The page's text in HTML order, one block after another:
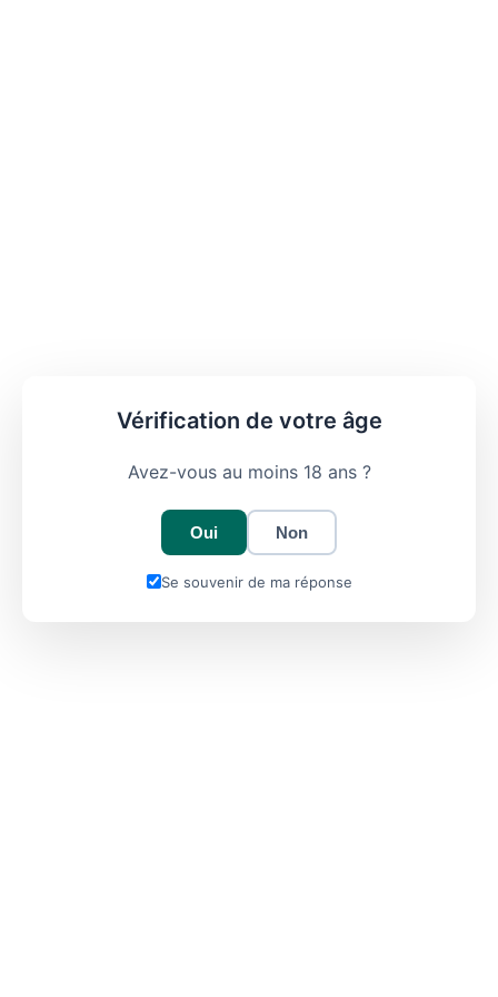
Vérification de votre âge
Avez-vous au moins 18 ans ?
Oui Non
Se souvenir de ma réponse